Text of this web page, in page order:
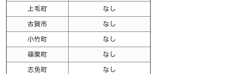
上毛町 なし
古賀市 なし
小竹町 なし
篠栗町 なし
志免町 なし